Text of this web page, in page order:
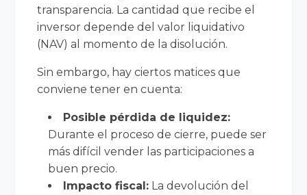
transparencia. La cantidad que recibe el
inversor depende del valor liquidativo
(NAV) al momento de la disolución.
Sin embargo, hay ciertos matices que
conviene tener en cuenta:
Posible pérdida de liquidez:
Durante el proceso de cierre, puede ser
más difícil vender las participaciones a
buen precio.
Impacto fiscal: La devolución del